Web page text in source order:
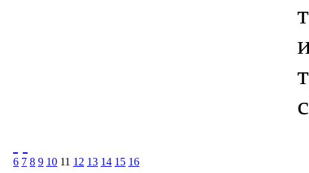
6 7 8 9 10 11 12 13 14 15 16